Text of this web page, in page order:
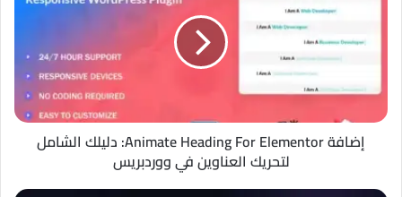
Elementor:
الشامل
لتحريك
العناوين
ووردبريس
إضافة Animate Heading For Elementor: دليلك الشامل
لتحريك العناوين في ووردبريس